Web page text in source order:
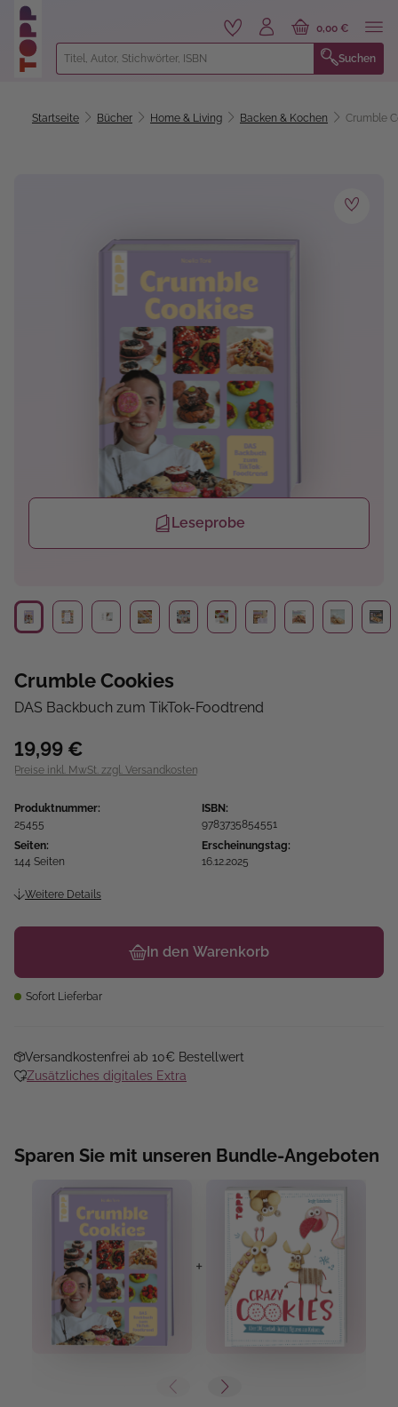
springen
Suchen
0,00 €
Startseite Bücher Home & Living Backen & Kochen Crumble
Leseprobe
Crumble Cookies
DAS Backbuch zum TikTok-Foodtrend
19,99 €
Preise inkl. MwSt. zzgl. Versandkosten
Produktnummer:
25455
ISBN:
9783735854551
Seiten:
144 Seiten
Erscheinungstag:
16.12.2025
Weitere Details
In den Warenkorb
Sofort Lieferbar
Versandkostenfrei ab 10€ Bestellwert
Zusätzliches digitales Extra
Sparen Sie mit unseren Bundle-Angeboten
+